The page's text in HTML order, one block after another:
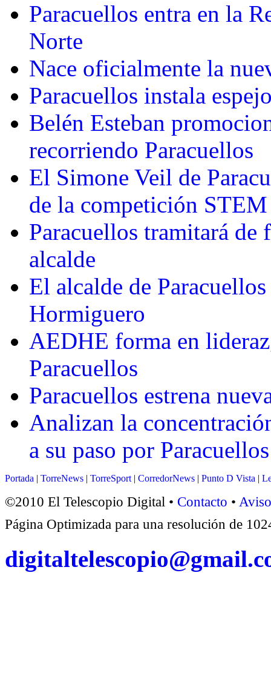
Paracuellos entra en la
Norte
Nace oficialmente la
Paracuellos instala
Belén Esteban
recorriendo Paracuellos
El Simone Veil de
de la competición
Paracuellos tramitará de
alcalde
El alcalde de
Hormiguero
AEDHE forma en
Paracuellos
Paracuellos estrena
Analizan la
a su paso por Paracuellos
Portada | TorreNews | TorreSport | CorredorNews | Punto D Vista |
©2010 El Telescopio Digital • Contacto •
Página Optimizada para una resolución de